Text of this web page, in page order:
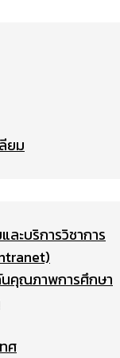
ยม
ะบริการวิชาการ
นคุณภาพการศึกษา
ศ